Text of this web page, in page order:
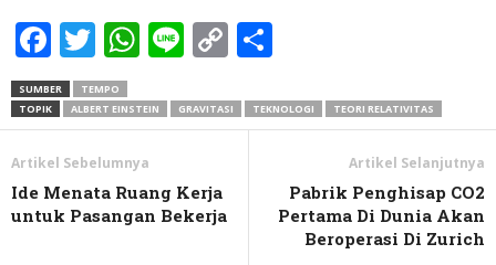
Facebook
Twitter
WhatsApp
LineCopy
SUMBER
TEMPO
TOPIK
ALBERT EINSTEIN GRAVITASI TEKNOLOGI TEORI RELATIVITAS
Artikel Sebelumnya
Ide Menata Ruang Kerja
untuk Pasangan Bekerja
Artikel Selanjutnya
Pabrik Penghisap CO2
Pertama Di Dunia Akan
Beroperasi Di Zurich